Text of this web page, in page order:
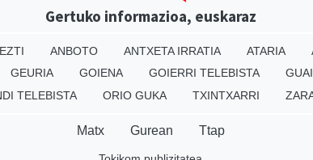
Gertuko informazioa, euskaraz
ANBOTO ANTXETA IRRATIA ATARIA
GEURIA GOIENA GOIERRI TELEBISTA
TELEBISTA ORIO GUKA TXINTXARRI
Matx Gurean Ttap